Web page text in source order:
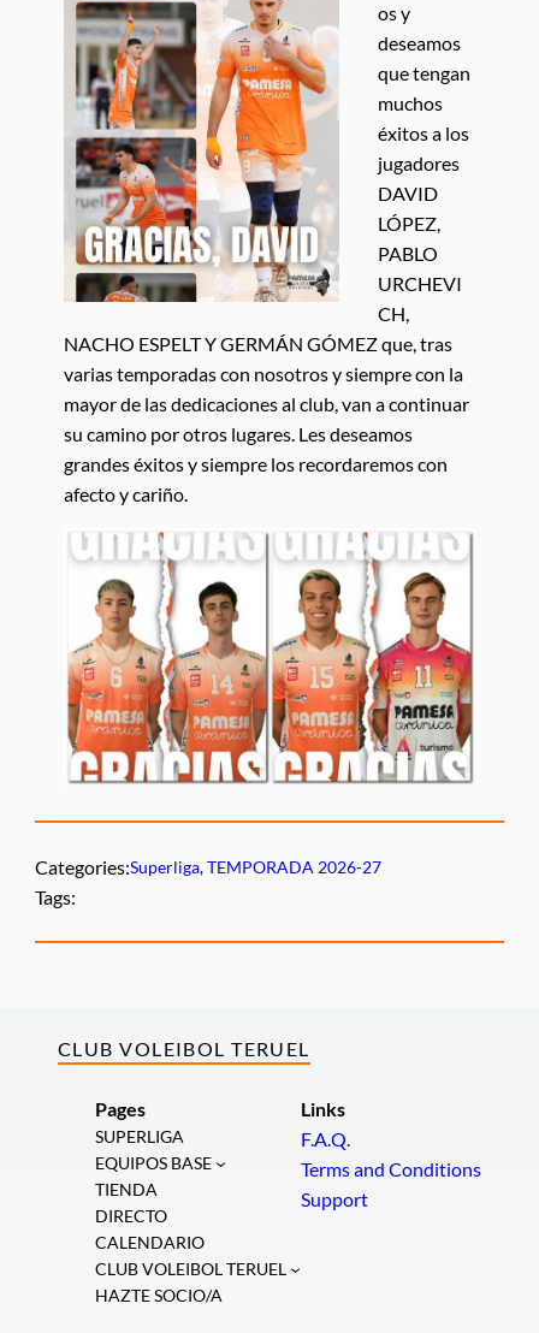
os y
deseamos
que tengan
muchos
éxitos a los
jugadores
DAVID
LÓPEZ,
PABLO
URCHEVI
CH,
NACHO ESPELT Y GERMÁN GÓMEZ que, tras
varias temporadas con nosotros y siempre con la
mayor de las dedicaciones al club, van a continuar
su camino por otros lugares. Les deseamos
grandes éxitos y siempre los recordaremos con
afecto y cariño.
Categories:Superliga, TEMPORADA 2026-27
Tags:
CLUB VOLEIBOL TERUEL
Pages
SUPERLIGA
EQUIPOS BASE
TIENDA
DIRECTO
CALENDARIO
CLUB VOLEIBOL TERUEL
HAZTE SOCIO/A
Links
F.A.Q.
Terms and Conditions
Support